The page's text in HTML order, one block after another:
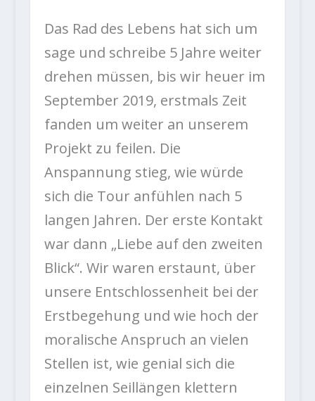
Das Rad des Lebens hat sich um
sage und schreibe 5 Jahre weiter
drehen müssen, bis wir heuer im
September 2019, erstmals Zeit
fanden um weiter an unserem
Projekt zu feilen. Die
Anspannung stieg, wie würde
sich die Tour anfühlen nach 5
langen Jahren. Der erste Kontakt
war dann „Liebe auf den zweiten
Blick“. Wir waren erstaunt, über
unsere Entschlossenheit bei der
Erstbegehung und wie hoch der
moralische Anspruch an vielen
Stellen ist, wie genial sich die
einzelnen Seillängen klettern